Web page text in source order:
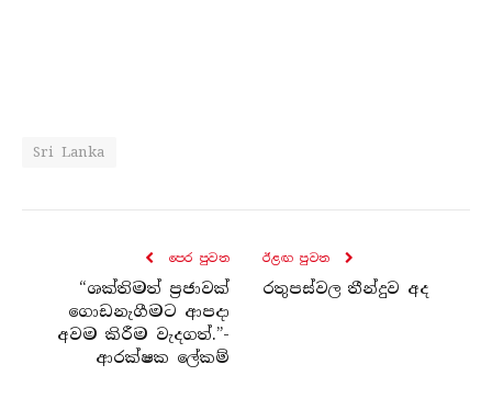
Sri Lanka
පෙර පුව​ත
“ශක්තිමත් ප්‍රජාවක්
ගොඩනැගීමට ආපදා
අවම කිරීම වැදගත්.”-
ආරක්ෂක ලේකම්
ඊළඟ පුව​ත
රතුපස්වල තීන්දුව අද